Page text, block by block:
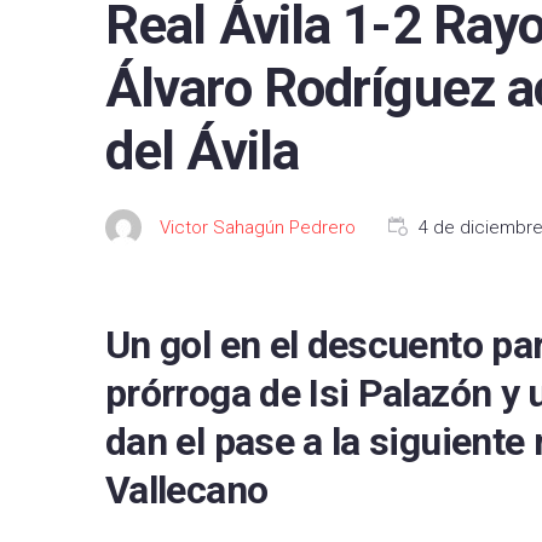
FC
Celta
Real Ávila 1-2
Álvaro Rodríguez
del Ávila
Victor Sahagún Pedrero 4 de
Un gol en el descuento
prórroga de Isi Palazón y
dan el pase a la siguiente
Vallecano